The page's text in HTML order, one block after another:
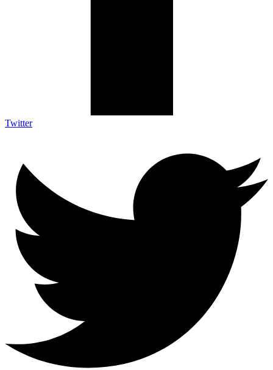
Twitter